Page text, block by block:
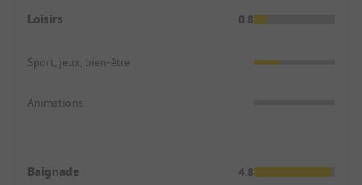
Loisirs 0.8
Sport, jeux, bien-être
Animations
Baignade 4.8